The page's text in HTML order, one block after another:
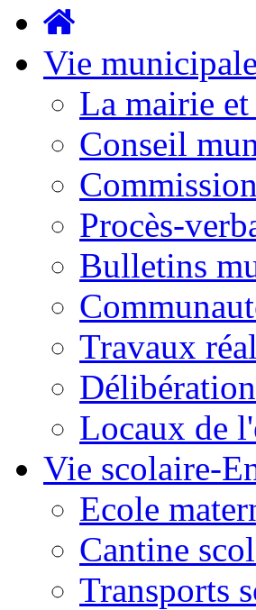
Vie municipale
La mairie et
Conseil
Procès-
Bulletins
Travaux
Locaux de
Vie scolaire-
Ecole
Cantine
Transports